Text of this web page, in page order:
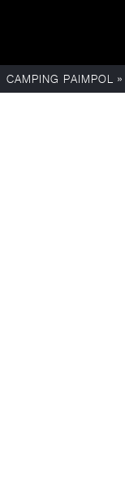
CAMPING PAIMPOL »